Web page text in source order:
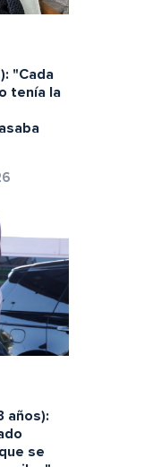
"Cada
tenía la
años):
se